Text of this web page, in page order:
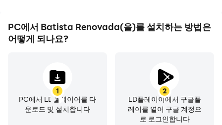
PC에서 Batista Renovada(을)를 설치하는 방법은
어떻게 되나요?
1
PC에서 LD플레이어를 다
운로드 및 설치합니다
2
LD플레이이에서 구글플
레이를 열어 구글 계정으
로 로그인합니다